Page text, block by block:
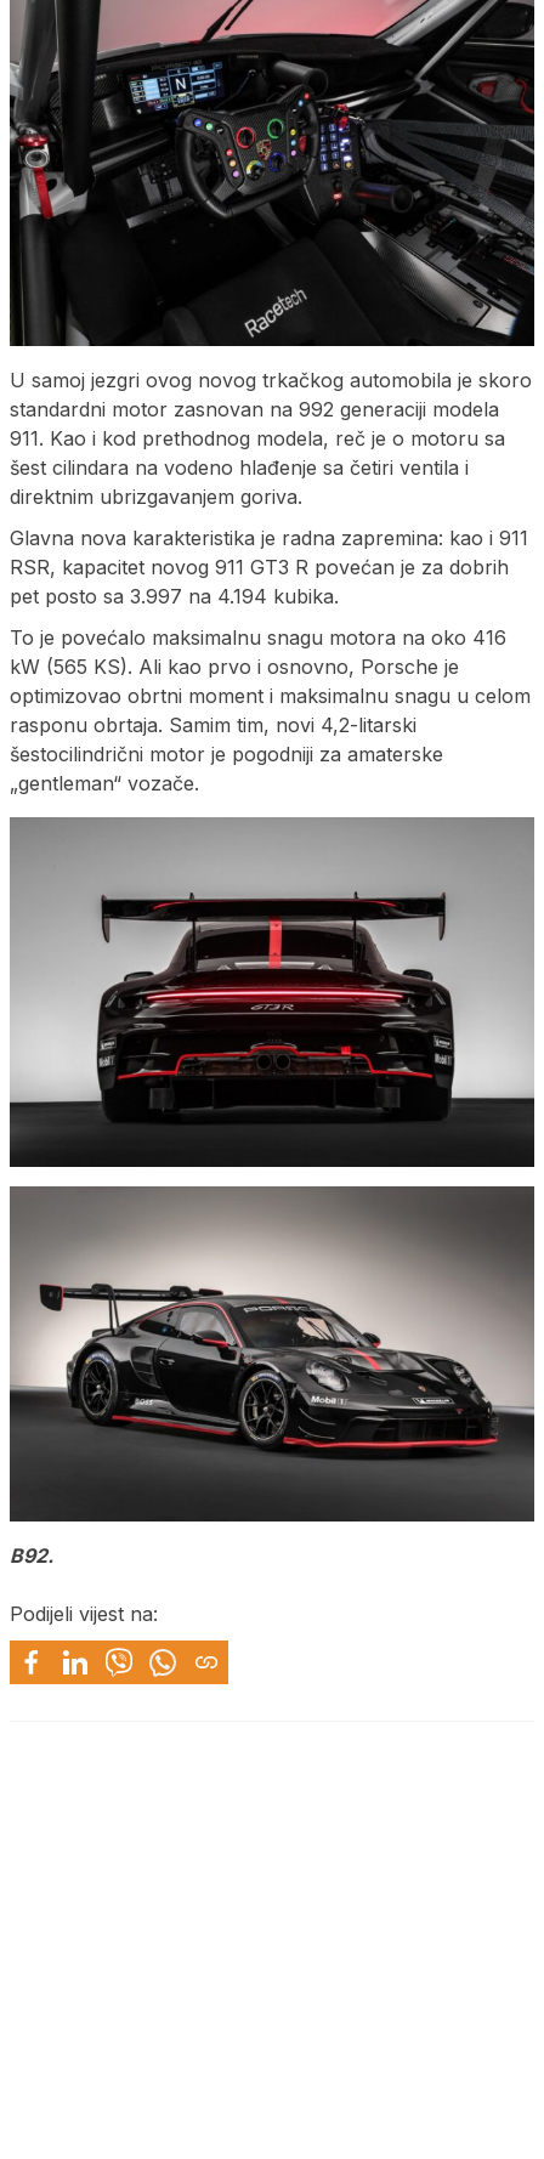
U samoj jezgri ovog novog trkačkog automobila je skoro
standardni motor zasnovan na 992 generaciji modela
911. Kao i kod prethodnog modela, reč je o motoru sa
šest cilindara na vodeno hlađenje sa četiri ventila i
direktnim ubrizgavanjem goriva.
Glavna nova karakteristika je radna zapremina: kao i 911
RSR, kapacitet novog 911 GT3 R povećan je za dobrih
pet posto sa 3.997 na 4.194 kubika.
To je povećalo maksimalnu snagu motora na oko 416
kW (565 KS). Ali kao prvo i osnovno, Porsche je
optimizovao obrtni moment i maksimalnu snagu u celom
rasponu obrtaja. Samim tim, novi 4,2-litarski
šestocilindrični motor je pogodniji za amaterske
„gentleman“ vozače.
B92.
Podijeli vijest na: